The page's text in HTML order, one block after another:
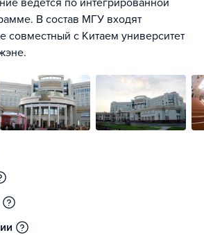
ведется по интегрированной
В состав МГУ входят
совместный с Китаем университет